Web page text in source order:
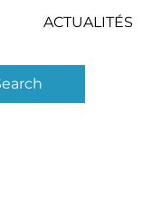
ACTUALITÉS